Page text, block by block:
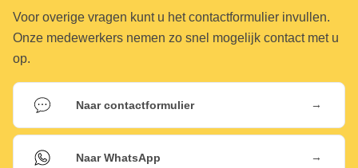
Voor overige vragen kunt u het contactformulier invullen.
Onze medewerkers nemen zo snel mogelijk contact met u
op.
Naar contactformulier →
Naar WhatsApp →